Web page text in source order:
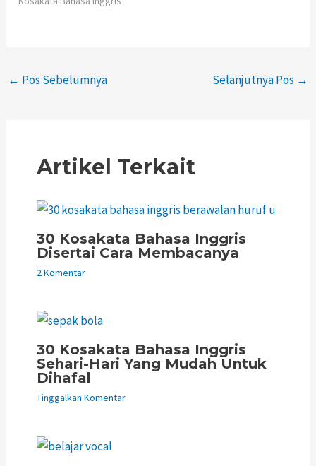
← Pos Sebelumnya Selanjutnya Pos →
Artikel Terkait
30 Kosakata Bahasa Inggris
Disertai Cara Membacanya
2 Komentar
30 Kosakata Bahasa Inggris
Sehari-Hari Yang Mudah Untuk
Dihafal
Tinggalkan Komentar